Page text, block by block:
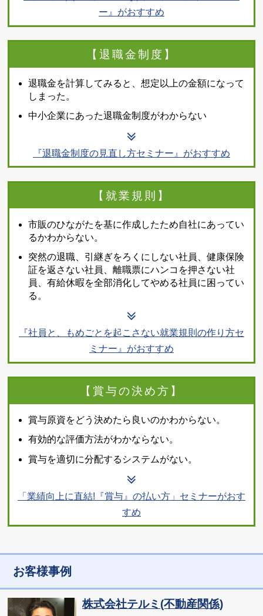
ー』がおすすめ
【退職金制度】
退職金を計算してみると、想定以上の金額になって
しまった。
中小企業にあった退職金制度がわからない
『退職金制度の見直し方セミナー』がおすすめ
【就業規則】
市販のひながたを基に作成したため自社にあってい
るかわからない。
突然の退職、引継ぎをろくにしない社員、健康保険
証を返さない社員、離職票にハンコを押さない社
員、有給休暇を全部消化してやめる社員に困ってい
る。
『社員と、もめごとを起こさない就業規則の作り方セ
ミナー』がおすすめ
【賞与の決め方】
賞与原資をどう決めたら良いのかわからない。
有効的な評価方法がわかならない。
賞与を適切に分配するシステムがない。
「業績向上に直結!『賞与』の払い方」セミナーがおす
すめ
お客様事例
株式会社テルミ(不動産関係)